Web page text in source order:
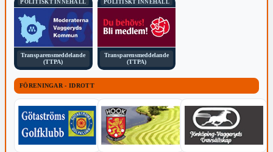
POLITISKT INNEHÅLL
Transparensmeddelande
(TTPA)
POLITISKT INNEHÅLL
Transparensmeddelande
(TTPA)
FÖRENINGAR - IDROTT